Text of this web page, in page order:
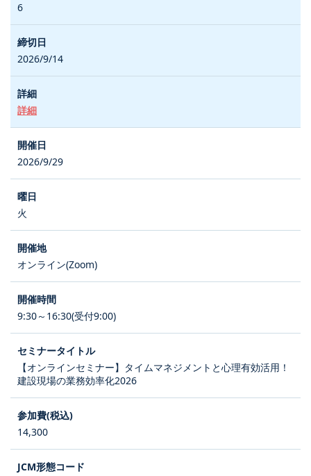
6
2026/9/14
詳細
2026/9/29
火
オンライン(Zoom)
9:30～16:30(受付9:00)
【オンラインセミナー】タイムマネジメントと心理有効活用！
建設現場の業務効率化2026
14,300